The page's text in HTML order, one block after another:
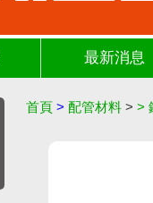
最新消息
首頁 > 配管材料 > >